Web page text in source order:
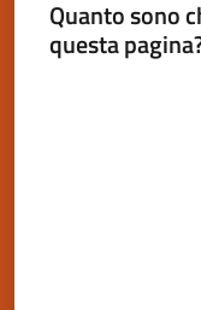
Quanto sono
questa